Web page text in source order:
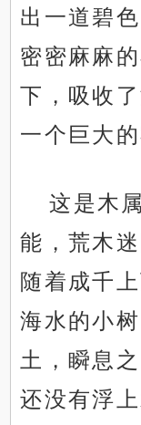
出一道碧
密密麻麻
下，吸收
一个巨大的
这是木
能，荒木
随着成千
海水的小
土，瞬息
还没有浮